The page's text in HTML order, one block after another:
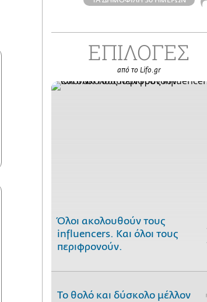
ΕΠΙΛΟΓΕΣ
από το Lifo.gr
Όλοι ακολουθούν τους
influencers. Και όλοι τους
περιφρονούν.
Το θολό και δύσκολο μέλλον